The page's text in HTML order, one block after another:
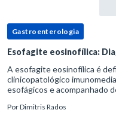
Gastroenterologia
Esofagite eosinofílica:
A esofagite eosinofílica é
clinicopatológico
esofágicos e acompanhado
refluxo gastr
PorDimitris Rados